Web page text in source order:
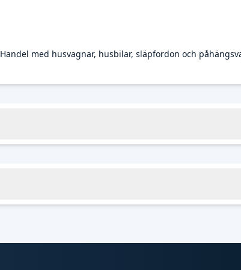
Handel med husvagnar, husbilar, släpfordon och